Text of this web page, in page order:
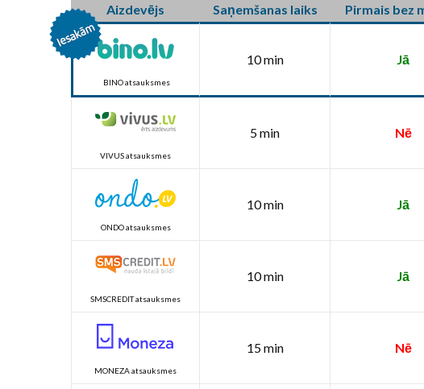
Aizdevējs Saņemšanas laiks Pirmais bez
BINO atsauksmes
10 min Jā
VIVUS atsauksmes
5 min Nē
ONDO atsauksmes
10 min Jā
SMSCREDIT atsauksmes
10 min Jā
MONEZA atsauksmes
15 min Nē